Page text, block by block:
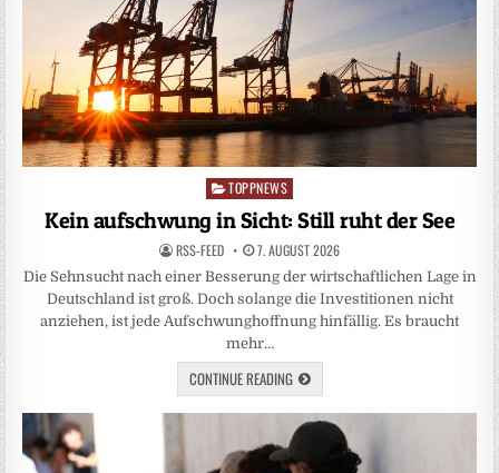
Posted
in
TOPPNEWS
Kein aufschwung in Sicht: Still ruht der See
RSS-FEED 7. AUGUST 2026
Die Sehnsucht nach einer Besserung der wirtschaftlichen Lage in
Deutschland ist groß. Doch solange die Investitionen nicht
anziehen, ist jede Aufschwunghoffnung hinfällig. Es braucht
mehr…
CONTINUE READING